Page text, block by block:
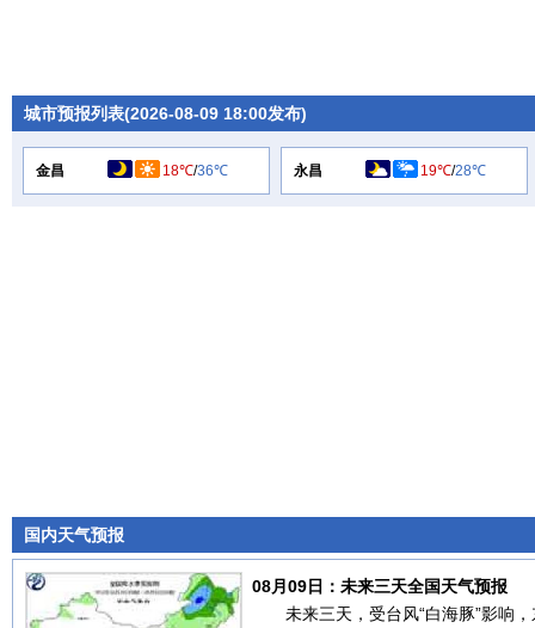
城市预报列表(2026-08-09 18:00发布)
金昌 18℃/36℃ 永昌 19℃/28℃
国内天气预报
08月09日：未来三天全国天气预报
未来三天，受台风“白海豚”影响